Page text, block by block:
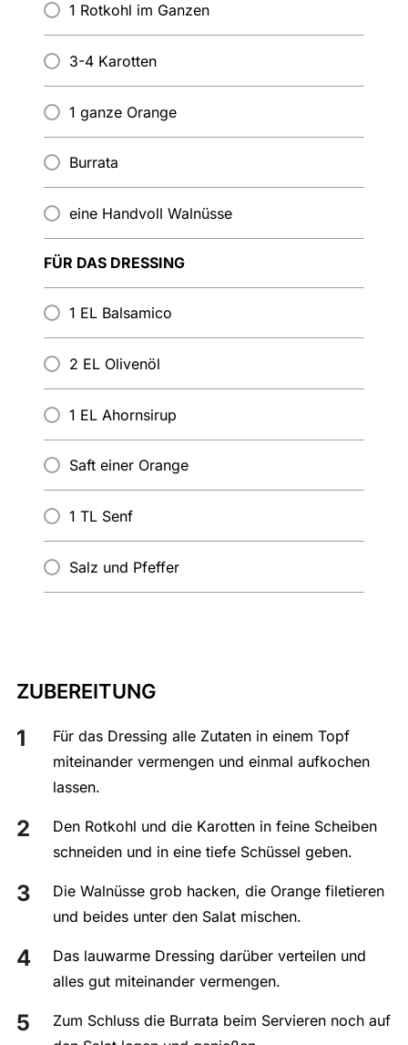
1 Rotkohl im Ganzen
3-4 Karotten
1 ganze Orange
Burrata
eine Handvoll Walnüsse
FÜR DAS DRESSING
1 EL Balsamico
2 EL Olivenöl
1 EL Ahornsirup
Saft einer Orange
1 TL Senf
Salz und Pfeffer
ZUBEREITUNG
Für das Dressing alle Zutaten in einem Topf
miteinander vermengen und einmal aufkochen
lassen.
Den Rotkohl und die Karotten in feine Scheiben
schneiden und in eine tiefe Schüssel geben.
Die Walnüsse grob hacken, die Orange filetieren
und beides unter den Salat mischen.
Das lauwarme Dressing darüber verteilen und
alles gut miteinander vermengen.
Zum Schluss die Burrata beim Servieren noch auf